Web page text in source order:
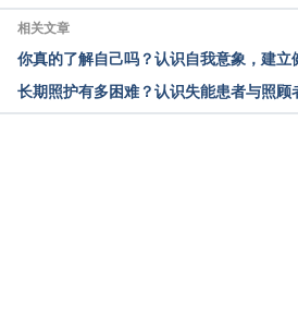
相关文章
你真的了解自己吗？认识自我意象，建立
长期照护有多困难？认识失能患者与照顾